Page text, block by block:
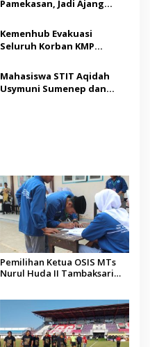
Pamekasan, Jadi Ajang
Madura
Kemenhub Evakuasi
Seluruh Korban KMP
Operator Diaudit
Mahasiswa STIT Aqidah
Usymuni Sumenep dan
Pemilihan Ketua OSIS MTs
Nurul Huda II Tambaksari